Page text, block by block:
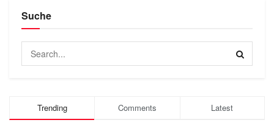
Suche
Trending Comments Latest